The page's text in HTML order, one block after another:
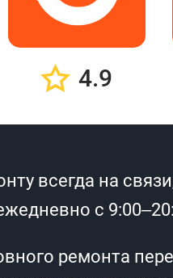
4.9
всегда на
с
ремонта